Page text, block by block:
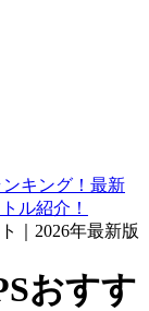
ンキング！最新
ル紹介！
｜2026年最新版
おすす